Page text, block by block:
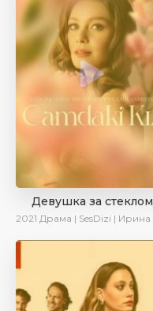
Девушка за стеклом
2021 Драма | SesDizi | Ирина